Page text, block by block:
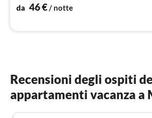
da 46€ / notte
Recensioni degli ospiti
appartamenti vacanza a